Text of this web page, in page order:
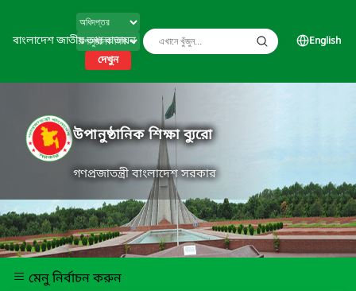
বাংলাদেশ জাতীয় তথ্য বাতায়ন
দেখুন
English
উপানুষ্ঠানিক শিক্ষা ব্যুরো
গণপ্রজাতন্ত্রী বাংলাদেশ সরকার
মেনু নির্বাচন করুন